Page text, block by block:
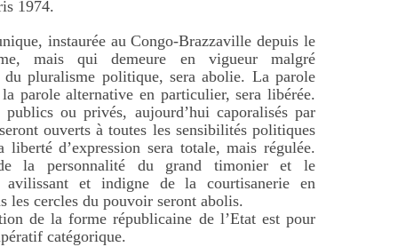
1974.
instaurée au Congo-Brazzaville depuis le
mais qui demeure en vigueur malgré
du pluralisme politique, sera abolie. La parole
parole alternative en particulier, sera libérée.
publics ou privés, aujourd’hui caporalisés par
ouverts à toutes les sensibilités politiques
liberté d’expression sera totale, mais régulée.
la personnalité du grand timonier et le
avilissant et indigne de la courtisanerie en
les cercles du pouvoir seront abolis.
de la forme républicaine de l’Etat est pour
catégorique.